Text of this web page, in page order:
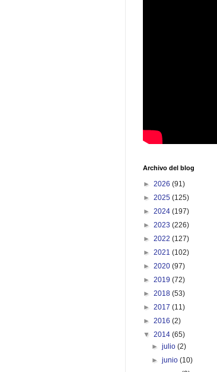
Archivo del blog
► 2026 (91)
► 2025 (125)
► 2024 (197)
► 2023 (226)
► 2022 (127)
► 2021 (102)
► 2020 (97)
► 2019 (72)
► 2018 (53)
► 2017 (11)
► 2016 (2)
▼ 2014 (65)
►julio(2)
►junio(10)